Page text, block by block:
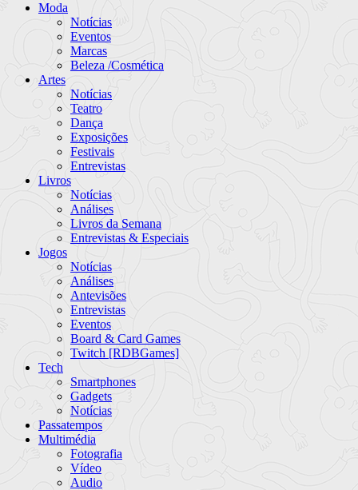
Moda
Notícias
Eventos
Marcas
Beleza /Cosmética
Artes
Notícias
Teatro
Dança
Exposições
Festivais
Entrevistas
Livros
Notícias
Análises
Livros da Semana
Entrevistas & Especiais
Jogos
Notícias
Análises
Antevisões
Entrevistas
Eventos
Board & Card Games
Twitch [RDBGames]
Tech
Smartphones
Gadgets
Notícias
Passatempos
Multimédia
Fotografia
Vídeo
Audio